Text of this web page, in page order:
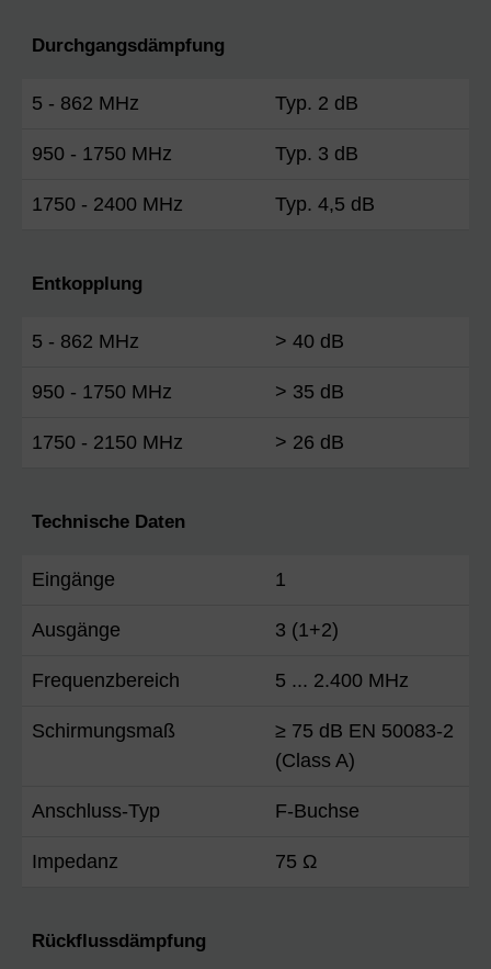
Durchgangsdämpfung
5 - 862 MHz Typ. 2 dB
950 - 1750 MHz Typ. 3 dB
1750 - 2400 MHz Typ. 4,5 dB
Entkopplung
5 - 862 MHz > 40 dB
950 - 1750 MHz > 35 dB
1750 - 2150 MHz > 26 dB
Technische Daten
Eingänge 1
Ausgänge 3 (1+2)
Frequenzbereich 5 ... 2.400 MHz
Schirmungsmaß
≥ 75 dB EN 50083-2
(Class A)
Anschluss-Typ F-Buchse
Impedanz 75 Ω
Rückflussdämpfung